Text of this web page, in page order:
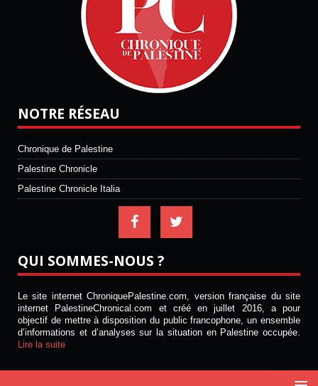
NOTRE RÉSEAU
Chronique de Palestine
Palestine Chronicle
Palestine Chronicle Italia
QUI SOMMES-NOUS ?
Le site internet ChroniquePalestine.com, version française du site
internet PalestineChronical.com et créé en juillet 2016, a pour
objectif de mettre à disposition du public francophone, un ensemble
d’informations et d’analyses sur la situation en Palestine occupée.
Lire la suite